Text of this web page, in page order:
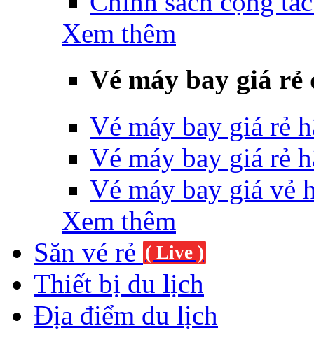
Xem thêm
Vé máy bay giá rẻ
Vé máy bay giá rẻ
Vé máy bay giá rẻ
Vé máy bay giá vẻ
Xem thêm
Săn vé rẻ ( Live )
Thiết bị du lịch
Địa điểm du lịch